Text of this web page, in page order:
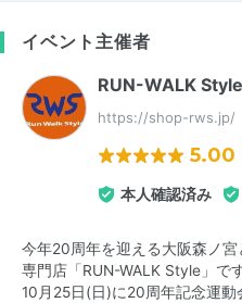
イベント主催者
RUN-WALK Style
https://shop-rws.jp/
5.00
本人確認済み
今年20周年を迎える大阪森ノ
専門店「RUN-WALK Style」です
10月25日(日)に20周年記念運動